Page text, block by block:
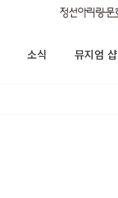
소식 뮤지엄 샵